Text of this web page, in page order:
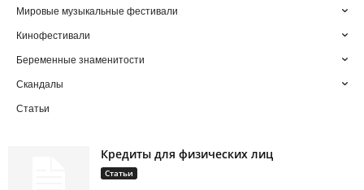
Мировые музыкальные фестивали
Кинофестивали
Беременные знаменитости
Скандалы
Статьи
Кредиты для физических лиц
Статьи